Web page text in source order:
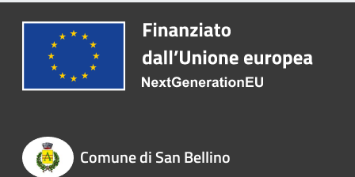
Comune di San Bellino